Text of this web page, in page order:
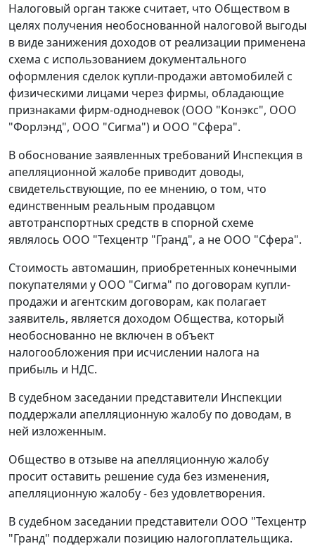
Налоговый орган также считает, что Обществом в
целях получения необоснованной налоговой выгоды
в виде занижения доходов от реализации применена
схема с использованием документального
оформления сделок купли-продажи автомобилей с
физическими лицами через фирмы, обладающие
признаками фирм-однодневок (ООО "Конэкс", ООО
"Форлэнд", ООО "Сигма") и ООО "Сфера".
В обоснование заявленных требований Инспекция в
апелляционной жалобе приводит доводы,
свидетельствующие, по ее мнению, о том, что
единственным реальным продавцом
автотранспортных средств в спорной схеме
являлось ООО "Техцентр "Гранд", а не ООО "Сфера".
Стоимость автомашин, приобретенных конечными
покупателями у ООО "Сигма" по договорам купли-
продажи и агентским договорам, как полагает
заявитель, является доходом Общества, который
необоснованно не включен в объект
налогообложения при исчислении налога на
прибыль и НДС.
В судебном заседании представители Инспекции
поддержали апелляционную жалобу по доводам, в
ней изложенным.
Общество в отзыве на апелляционную жалобу
просит оставить решение суда без изменения,
апелляционную жалобу - без удовлетворения.
В судебном заседании представители ООО "Техцентр
"Гранд" поддержали позицию налогоплательщика.